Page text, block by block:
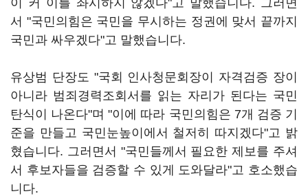
이 커 이를 좌시하지 않겠다"고 말했습니다. 그러면
서 "국민의힘은 국민을 무시하는 정권에 맞서 끝까지
국민과 싸우겠다"고 말했습니다.
유상범 단장도 "국회 인사청문회장이 자격검증 장이
아니라 범죄경력조회서를 읽는 자리가 된다는 국민
탄식이 나온다"며 "이에 따라 국민의힘은 7개 검증 기
준을 만들고 국민눈높이에서 철저히 따지겠다"고 밝
혔습니다. 그러면서 "국민들께서 필요한 제보를 주셔
서 후보자들을 검증할 수 있게 도와달라"고 호소했습
니다.